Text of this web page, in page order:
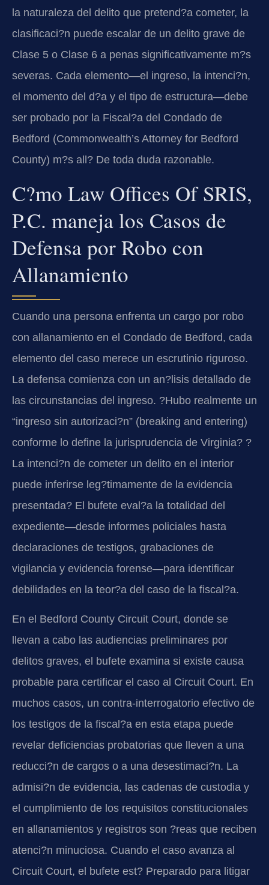
la naturaleza del delito que pretend?a cometer, la
clasificaci?n puede escalar de un delito grave de
Clase 5 o Clase 6 a penas significativamente m?s
severas. Cada elemento—el ingreso, la intenci?n,
el momento del d?a y el tipo de estructura—debe
ser probado por la Fiscal?a del Condado de
Bedford (Commonwealth’s Attorney for Bedford
County) m?s all? De toda duda razonable.
C?mo Law Offices Of SRIS,
P.C. maneja los Casos de
Defensa por Robo con
Allanamiento
Cuando una persona enfrenta un cargo por robo
con allanamiento en el Condado de Bedford, cada
elemento del caso merece un escrutinio riguroso.
La defensa comienza con un an?lisis detallado de
las circunstancias del ingreso. ?Hubo realmente un
“ingreso sin autorizaci?n” (breaking and entering)
conforme lo define la jurisprudencia de Virginia? ?
La intenci?n de cometer un delito en el interior
puede inferirse leg?timamente de la evidencia
presentada? El bufete eval?a la totalidad del
expediente—desde informes policiales hasta
declaraciones de testigos, grabaciones de
vigilancia y evidencia forense—para identificar
debilidades en la teor?a del caso de la fiscal?a.
En el Bedford County Circuit Court, donde se
llevan a cabo las audiencias preliminares por
delitos graves, el bufete examina si existe causa
probable para certificar el caso al Circuit Court. En
muchos casos, un contra-interrogatorio efectivo de
los testigos de la fiscal?a en esta etapa puede
revelar deficiencias probatorias que lleven a una
reducci?n de cargos o a una desestimaci?n. La
admisi?n de evidencia, las cadenas de custodia y
el cumplimiento de los requisitos constitucionales
en allanamientos y registros son ?reas que reciben
atenci?n minuciosa. Cuando el caso avanza al
Circuit Court, el bufete est? Preparado para litigar